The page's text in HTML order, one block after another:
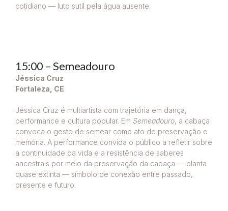
cotidiano — luto sutil pela água ausente.
15:00 – Semeadouro
Jéssica Cruz
Fortaleza, CE
Jéssica Cruz é multiartista com trajetória em dança,
performance e cultura popular. Em Semeadouro, a cabaça
convoca o gesto de semear como ato de preservação e
memória. A performance convida o público a refletir sobre
a continuidade da vida e a resistência de saberes
ancestrais por meio da preservação da cabaça — planta
quase extinta — símbolo de conexão entre passado,
presente e futuro.